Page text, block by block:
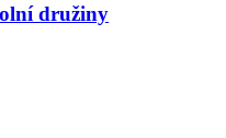
družiny